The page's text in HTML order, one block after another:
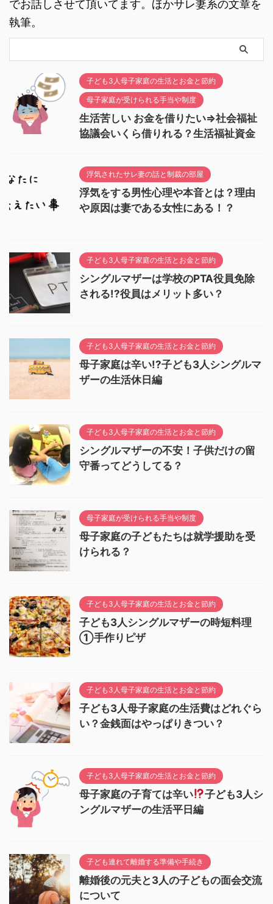
でお話しさせて頂いてます。ほかサレ妻系の文章を
執筆。
子ども3人母子家庭の生活とお金と節約
母子家庭が受けられる手当や制度
生活苦しい お金を借りたい⇒社会福祉
協議会いくら借りれる？生活福祉資金
浮気されたサレ妻の話と制裁の部屋
浮気をする男性心理や本音とは？理由
や原因は妻である女性にある！？
子ども3人母子家庭の生活とお金と節約
シングルマザーは学校のPTA役員免除
される!?役員はメリット多い？
子ども3人母子家庭の生活とお金と節約
母子家庭は辛い!?子ども3人シングルマ
ザーの生活休日編
子ども3人母子家庭の生活とお金と節約
シングルマザーの不安！子供だけの留
守番ってどうしてる？
母子家庭が受けられる手当や制度
母子家庭の子どもたちは就学援助を受
けられる？
子ども3人母子家庭の生活とお金と節約
子ども3人シングルマザーの時短料理
①手作りピザ
子ども3人母子家庭の生活とお金と節約
子ども3人母子家庭の生活費はどれぐら
い？金銭面はやっぱりきつい？
子ども3人母子家庭の生活とお金と節約
母子家庭の子育ては辛い
子ども3人シ
ングルマザーの生活平日編
子ども連れて離婚する準備や手続き
離婚後の元夫と3人の子どもの面会交流
について